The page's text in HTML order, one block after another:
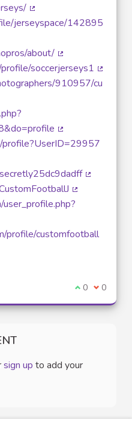
(External link)
jerseyspace/142895
about/
(External link)
soccerjerseys1
910957/cu
link)
(External link)
profile?UserID=29957
(External link)
link)
profile/customfootball
I agree with
0 I 0
sign up to add your